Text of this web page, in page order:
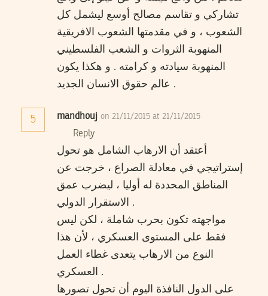
تشاركي و تقاسم مصالح أوسع ليشمل كل
الشعوب ، و في مقدمتها الشعوب الافريقية
المنهوبة الثروات و الشعب الفلسطيني
المنهوبة سيادته و كرامته . و هكذا يكون
عالم حقوق الانسان الجديد .
5 mandhouj on 21/11/2015 at 21/11/2015
Reply
أعتقد أن الارهاب الشامل هو تحول
إستراتيجي في معادلة الصراع ، خرجت عن
المناطق المحددة له أوليا ، ليضرب عمق
الاستقرار الدولي .
مواجهته تكون بحرب شاملة ، لكن ليس
فقط على المستوى العسكري ، لأن هذا
النوع من الارهاب يتعدى غطاء العمل
العسكري .
على الدول النافذة اليوم أن تحول تصورها